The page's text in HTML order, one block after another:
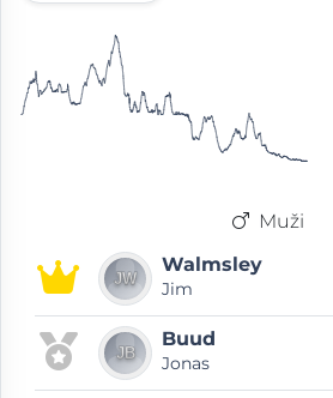
Muži
Walmsley
Jim
Buud
Jonas